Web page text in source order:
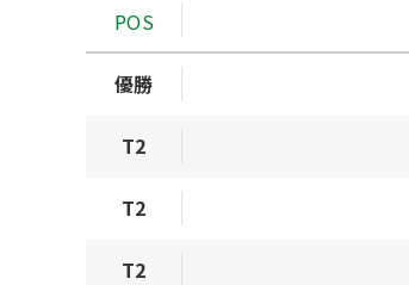
POS
優勝
T2
T2
T2